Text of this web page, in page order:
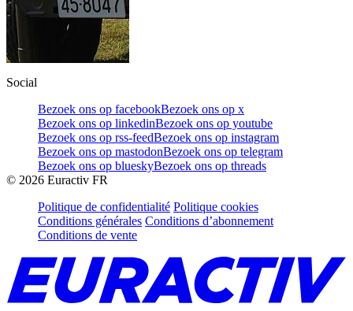
Social
Bezoek ons op facebookBezoek ons op x
Bezoek ons op linkedinBezoek ons op youtube
Bezoek ons op rss-feedBezoek ons op instagram
Bezoek ons op mastodonBezoek ons op telegram
Bezoek ons op blueskyBezoek ons op threads
© 2026 Euractiv FR
Politique de confidentialité Politique cookies
Conditions générales Conditions d’abonnement
Conditions de vente